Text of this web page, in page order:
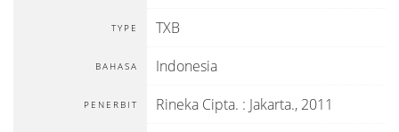
TYPE TXB
BAHASA Indonesia
PENERBIT Rineka Cipta. : Jakarta., 2011